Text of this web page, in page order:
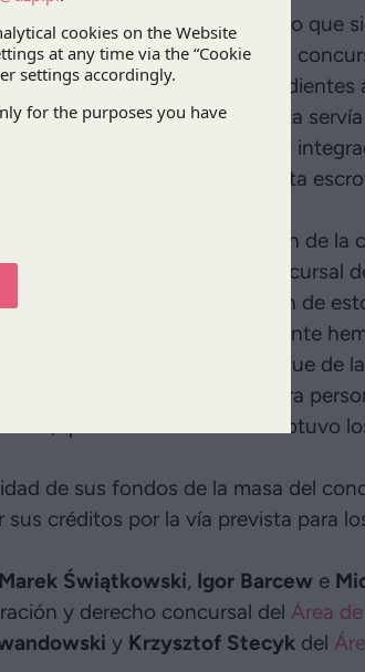
Huarte Lain (OHL)en un litigio que
la exclusión de la masa del
fondos dinerarios correspondientes
bancaria escrow. La cuenta servía
realizado por el consorcio
la remuneración en la cuenta
HBP, OHL solicitó la liberación de la
a OHL. El administrador concursal
a OHL en la liberación de
del concurso. Recientemente
), que confirma que de
correspondientes a otra
que en marzo de 2017 obtuvo
de sus fondos de la masa del
créditos por la vía prevista para
Marek Świątkowski, Igor Barcew e
y derecho concursal delÁrea
y Krzysztof Stecyk del